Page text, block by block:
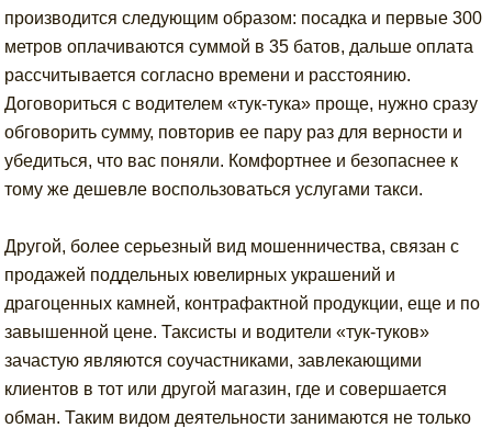
производится следующим образом: посадка и первые 300
метров оплачиваются суммой в 35 батов, дальше оплата
рассчитывается согласно времени и расстоянию.
Договориться с водителем «тук-тука» проще, нужно сразу
обговорить сумму, повторив ее пару раз для верности и
убедиться, что вас поняли. Комфортнее и безопаснее к
тому же дешевле воспользоваться услугами такси.
Другой, более серьезный вид мошенничества, связан с
продажей поддельных ювелирных украшений и
драгоценных камней, контрафактной продукции, еще и по
завышенной цене. Таксисты и водители «тук-туков»
зачастую являются соучастниками, завлекающими
клиентов в тот или другой магазин, где и совершается
обман. Таким видом деятельности занимаются не только